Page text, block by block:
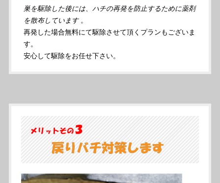
巣を駆除した後には、ハチの再発を防止するために薬剤
を散布しています 。
再発した場合無料にて駆除させて頂くプランもございま
す。
安心して駆除をお任せ下さい。